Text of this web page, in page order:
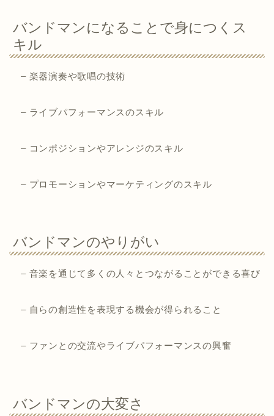
バンドマンになることで身につくス
キル
– 楽器演奏や歌唱の技術
– ライブパフォーマンスのスキル
– コンポジションやアレンジのスキル
– プロモーションやマーケティングのスキル
バンドマンのやりがい
– 音楽を通じて多くの人々とつながることができる喜び
– 自らの創造性を表現する機会が得られること
– ファンとの交流やライブパフォーマンスの興奮
バンドマンの大変さ